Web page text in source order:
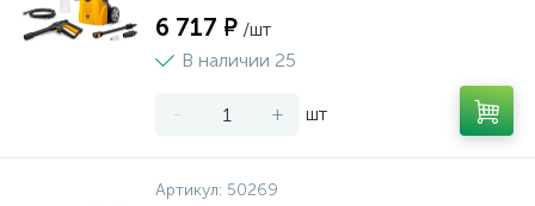
6 717 ₽ /шт
В наличии 25
- + шт
Артикул: 50269